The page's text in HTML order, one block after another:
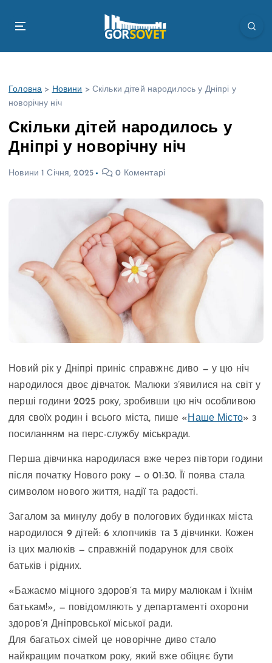
Головна > Новини > Скільки дітей народилось у Дніпрі у
новорічну ніч
Скільки дітей народилось у
Дніпрі у новорічну ніч
Новини 1 Січня, 2025 0 Коментарі
Новий рік у Дніпрі приніс справжнє диво — у цю ніч
народилося двоє дівчаток. Малюки з’явилися на світ у
перші години 2025 року, зробивши цю ніч особливою
для своїх родин і всього міста, пише « Наше Місто» з
посиланням на перс-службу міськради.
Перша дівчинка народилася вже через півтори години
після початку Нового року — о 01:30. Її поява стала
символом нового життя, надії та радості.
Загалом за минулу добу в пологових будинках міста
народилося 9 дітей: 6 хлопчиків та 3 дівчинки. Кожен
із цих малюків — справжній подарунок для своїх
батьків і рідних.
«Бажаємо міцного здоров‘я та миру малюкам і їхнім
батькам!», — повідомляють у департаменті охорони
здоров’я Дніпровської міської ради.
Для багатьох сімей це новорічне диво стало
найкращим початком року, який вже обіцяє бути